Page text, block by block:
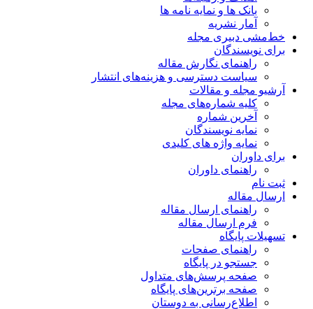
بانک ها و نمایه نامه ها
آمار نشریه
خط‌مشی دبیری مجله
برای نویسندگان
راهنمای نگارش مقاله
سیاست دسترسی و هزینه‌های انتشار
آرشیو مجله و مقالات
کلیه شماره‌های مجله
آخرین شماره
نمایه نویسندگان
نمایه واژه های کلیدی
برای داوران
راهنمای داوران
ثبت نام
ارسال مقاله
راهنمای ارسال مقاله
فرم ارسال مقاله
تسهیلات پایگاه
راهنمای صفحات
جستجو در پایگاه
صفحه پرسش‌های متداول
صفحه برترین‌های پایگاه
اطلاع‌رسانی به دوستان